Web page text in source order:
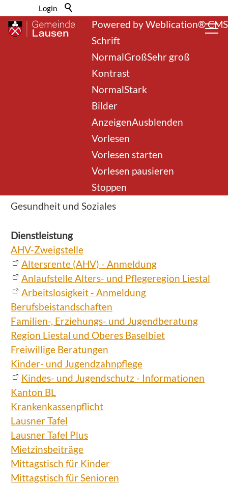
Powered by Weblication® CMS
Schrift
NormalGroßSehr groß
Kontrast
NormalStark
Bilder
AnzeigenAusblenden
Vorlesen
Vorlesen starten
Vorlesen pausieren
Stoppen
Login
Soziale Sicherheit
Gesundheit und Soziales
Dienstleistung
AHV-Zweigstelle
Altersrente (AHV) - Anmeldung
Anlaufstelle Alters- und Pflegeregion Liestal
Arbeitslosigkeit - Anmeldung
Berufsbeistandschaften
Familien-, Erziehungs- und Jugendberatung
Region Liestal und Oberes Baselbiet
Freiwillige Beratungen
Kinder- und Jugendzahnpflege
Kindes- und Jugendschutz - Informationen
Kanton BL
Krankenkassenpflicht
Lausner Tafel
Lausner Tafel Plus
Mietzinsbeiträge
Mittagstisch für Kinder
Mittagstisch für Senioren